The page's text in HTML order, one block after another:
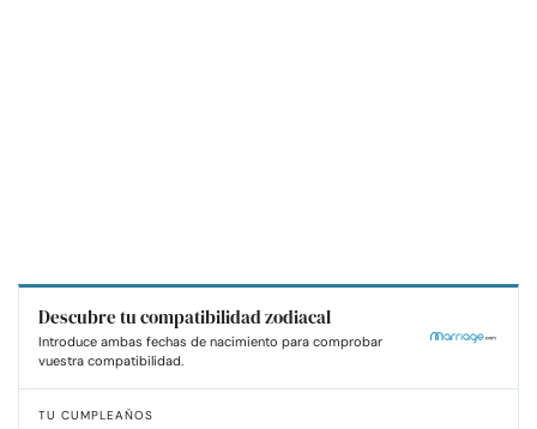
Descubre tu compatibilidad zodiacal
Introduce ambas fechas de nacimiento para comprobar
vuestra compatibilidad.
TU CUMPLEAÑOS